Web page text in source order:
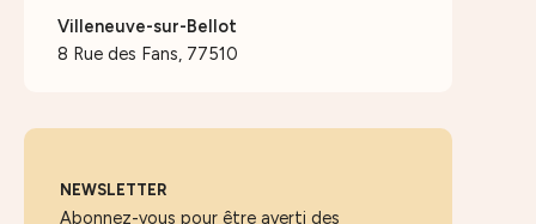
Villeneuve-sur-Bellot
8 Rue des Fans, 77510
NEWSLETTER
Abonnez-vous pour être averti des